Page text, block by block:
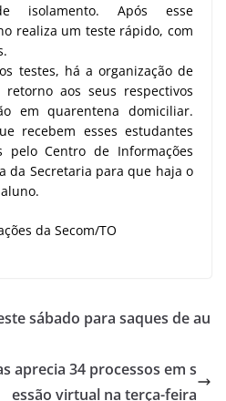
isolamento. Após esse
realiza um teste rápido, com
testes, há a organização de
aos seus respectivos
em quarentena domiciliar.
recebem esses estudantes
pelo Centro de Informações
da Secretaria para que haja o
da Secom/TO
sábado para saques de au
aprecia 34 processos em s
essão virtual na terça-feira